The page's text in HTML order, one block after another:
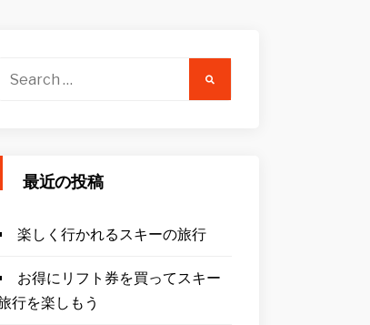
Search
最近の投稿
楽しく行かれるスキーの旅行
お得にリフト券を買ってスキー
行を楽しもう